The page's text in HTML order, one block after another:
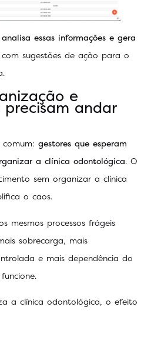
essas informações e gera
sugestões de ação para o
e
precisam andar
gestores que esperam
a clínica odontológica. O
sem organizar a clínica
o caos.
mesmos processos frágeis
sobrecarga, mais
e mais dependência do
a clínica odontológica, o efeito